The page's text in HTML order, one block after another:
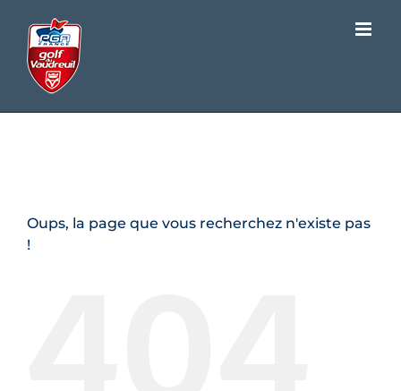
contenu
Oups, la page que vous recherchez n'existe pas
!